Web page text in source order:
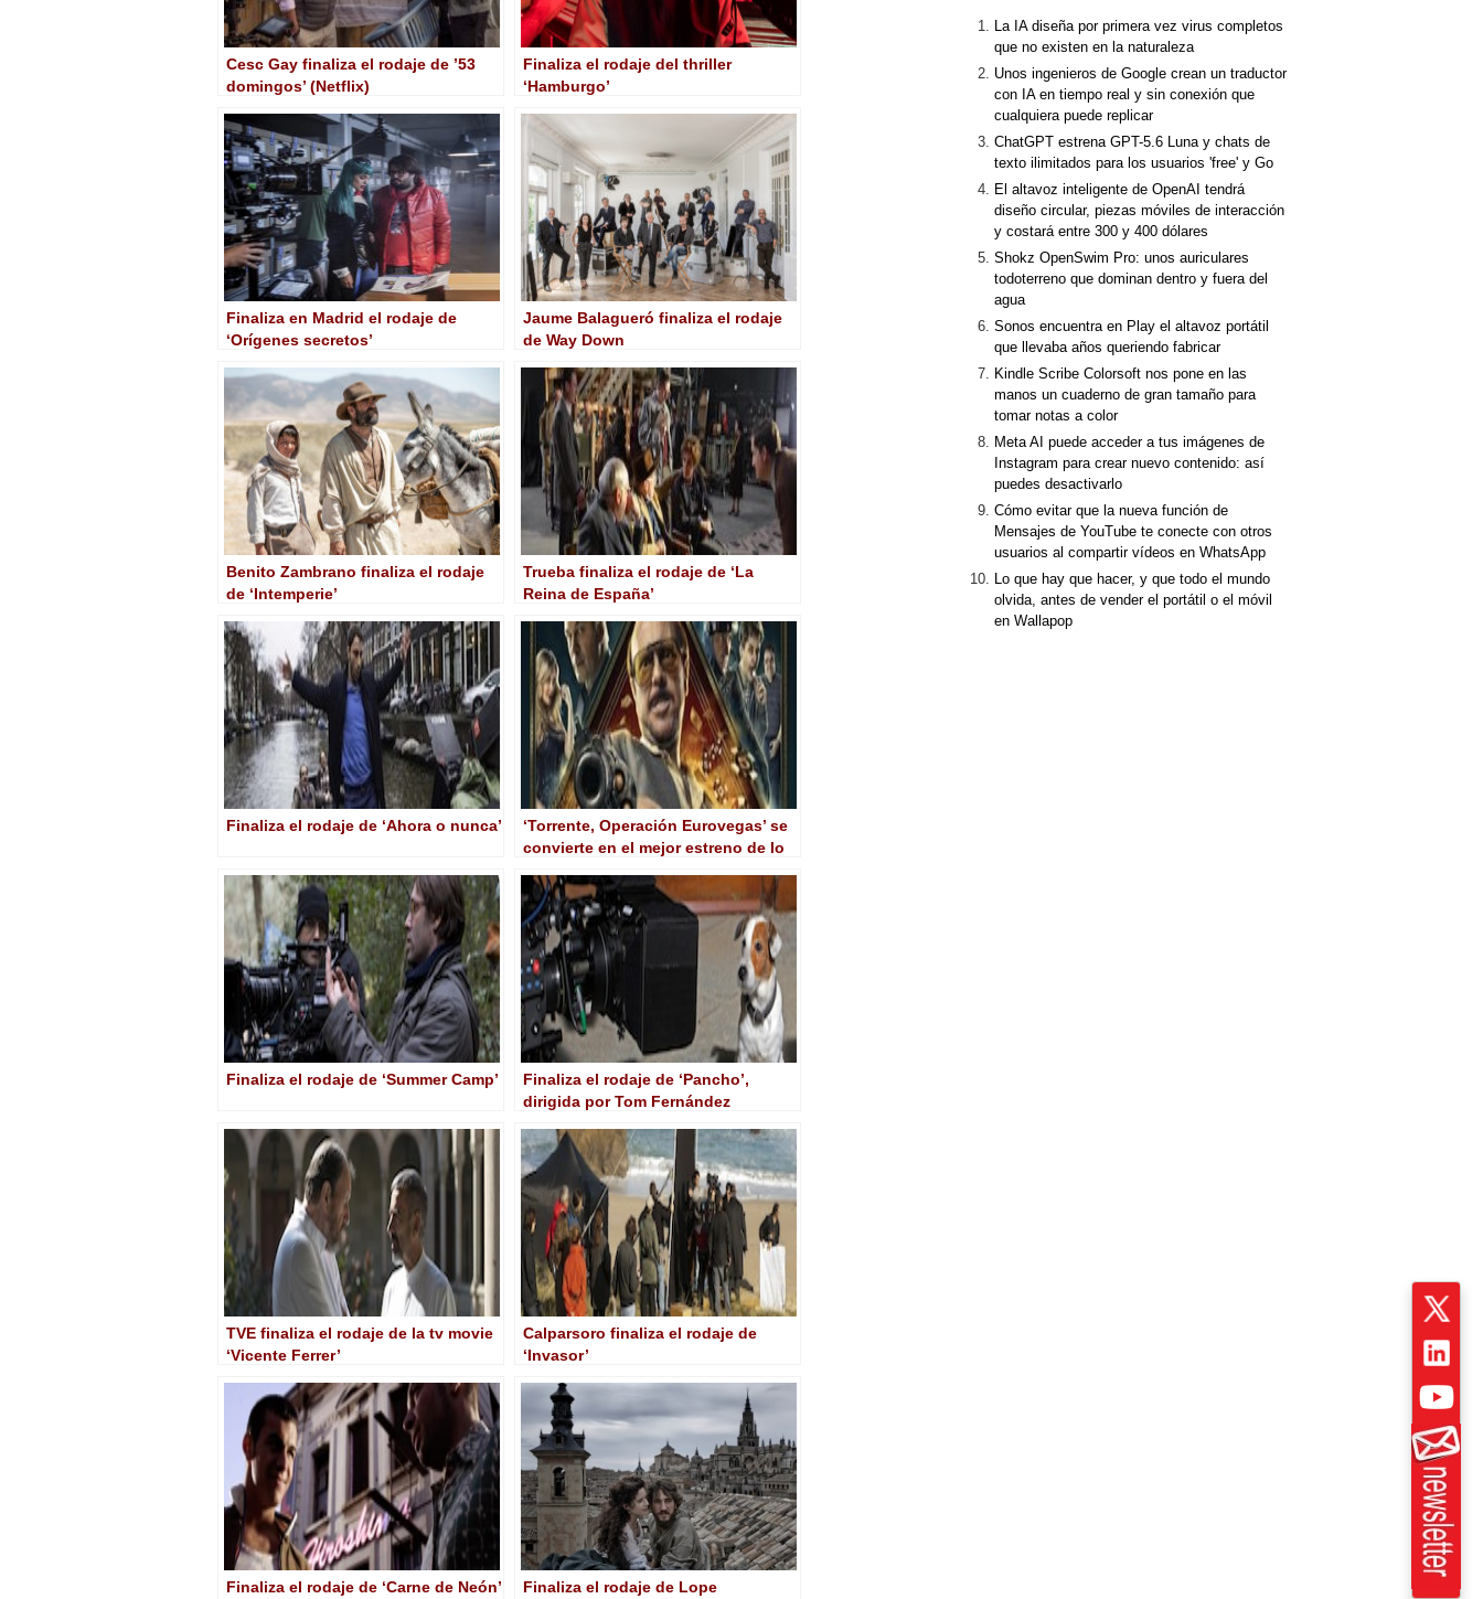
Cesc Gay finaliza el rodaje de ’53
domingos’ (Netflix)
Finaliza el rodaje del thriller
‘Hamburgo’
Finaliza en Madrid el rodaje de
‘Orígenes secretos’
Jaume Balagueró finaliza el rodaje
de Way Down
Benito Zambrano finaliza el rodaje
de ‘Intemperie’
Trueba finaliza el rodaje de ‘La
Reina de España’
Finaliza el rodaje de ‘Ahora o nunca’
‘Torrente, Operación Eurovegas’ se
convierte en el mejor estreno de lo
Finaliza el rodaje de ‘Summer Camp’
Finaliza el rodaje de ‘Pancho’,
dirigida por Tom Fernández
TVE finaliza el rodaje de la tv movie
‘Vicente Ferrer’
Calparsoro finaliza el rodaje de
‘Invasor’
Finaliza el rodaje de ‘Carne de Neón’ Finaliza el rodaje de Lope
La IA diseña por primera vez virus completos
que no existen en la naturaleza
Unos ingenieros de Google crean un traductor
con IA en tiempo real y sin conexión que
cualquiera puede replicar
ChatGPT estrena GPT-5.6 Luna y chats de
texto ilimitados para los usuarios 'free' y Go
El altavoz inteligente de OpenAI tendrá
diseño circular, piezas móviles de interacción
y costará entre 300 y 400 dólares
Shokz OpenSwim Pro: unos auriculares
todoterreno que dominan dentro y fuera del
agua
Sonos encuentra en Play el altavoz portátil
que llevaba años queriendo fabricar
Kindle Scribe Colorsoft nos pone en las
manos un cuaderno de gran tamaño para
tomar notas a color
Meta AI puede acceder a tus imágenes de
Instagram para crear nuevo contenido: así
puedes desactivarlo
Cómo evitar que la nueva función de
Mensajes de YouTube te conecte con otros
usuarios al compartir vídeos en WhatsApp
Lo que hay que hacer, y que todo el mundo
olvida, antes de vender el portátil o el móvil
en Wallapop